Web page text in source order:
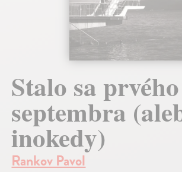
Stalo sa prvého
septembra
inokedy)
Rankov Pavol